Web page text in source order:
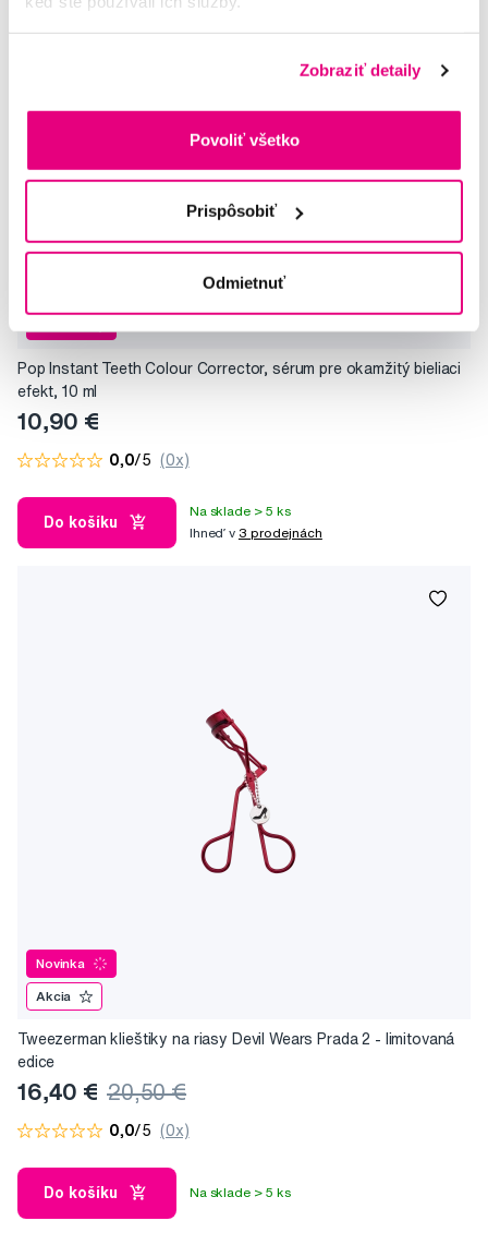
Zobraziť detaily
Povoliť všetko
Prispôsobiť
Odmietnuť
Pop Instant Teeth Colour Corrector, sérum pre okamžitý bieliaci
efekt, 10 ml
10,90 €
0,0/5 (0x)
Do košíku
Na sklade > 5 ks
Ihneď v 3 prodejnách
Novinka
Akcia
Tweezerman klieštiky na riasy Devil Wears Prada 2 - limitovaná
edice
16,40 € 20,50 €
0,0/5 (0x)
Do košíku Na sklade > 5 ks